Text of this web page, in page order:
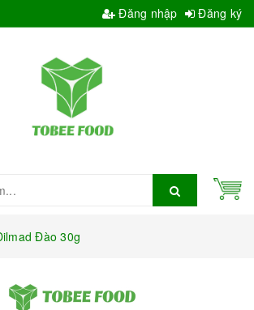
Đăng nhập Đăng ký
Đào 30g